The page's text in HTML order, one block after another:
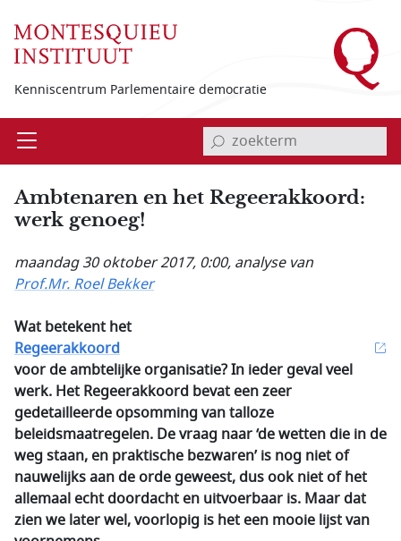
Kenniscentrum Parlementaire democratie
Open invoerveld zoekterm
Ambtenaren en het Regeerakkoord:
werk genoeg!
maandag 30 oktober 2017, 0:00, analyse van
Prof.Mr. Roel Bekker
Wat betekent het
Regeerakkoord
voor de ambtelijke organisatie? In ieder geval veel
werk. Het Regeerakkoord bevat een zeer
gedetailleerde opsomming van talloze
beleidsmaatregelen. De vraag naar ‘de wetten die in de
weg staan, en praktische bezwaren’ is nog niet of
nauwelijks aan de orde geweest, dus ook niet of het
allemaal echt doordacht en uitvoerbaar is. Maar dat
zien we later wel, voorlopig is het een mooie lijst van